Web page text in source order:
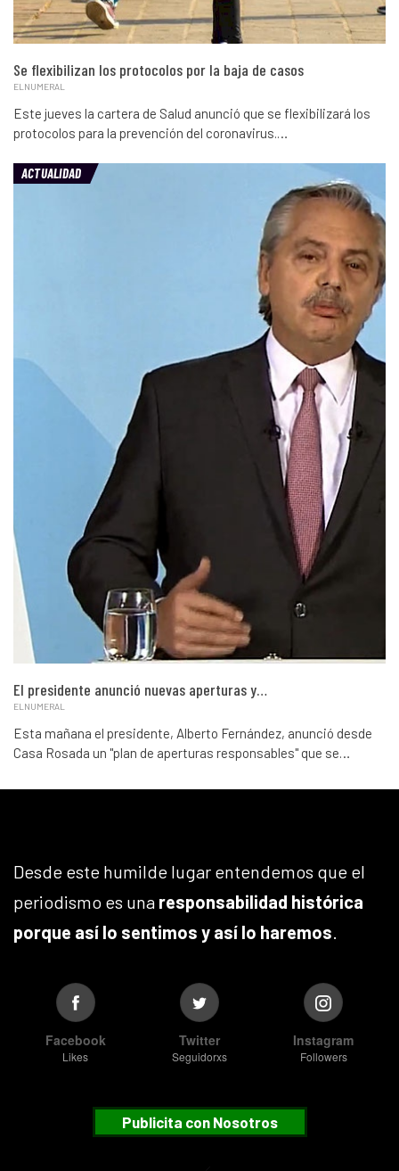
Se flexibilizan los protocolos por la baja de casos
ELNUMERAL
Este jueves la cartera de Salud anunció que se flexibilizará los
protocolos para la prevención del coronavirus.…
ACTUALIDAD
El presidente anunció nuevas aperturas y…
ELNUMERAL
Esta mañana el presidente, Alberto Fernández, anunció desde
Casa Rosada un "plan de aperturas responsables" que se…
Desde este humilde lugar entendemos que el
periodismo es una responsabilidad histórica
porque así lo sentimos y así lo haremos
Facebook
Likes
Twitter
Seguidorxs
Instagram
Followers
Publicita con Nosotros